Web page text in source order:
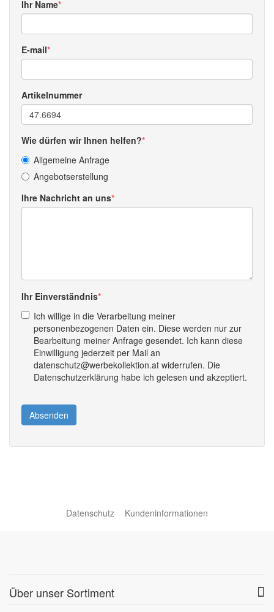
Ihr Name
E-mail
Artikelnummer
Wie dürfen wir Ihnen helfen?
Allgemeine Anfrage
Angebotserstellung
Ihre Nachricht an uns
Ihr Einverständnis
Ich willige in die Verarbeitung meiner
personenbezogenen Daten ein. Diese werden nur zur
Bearbeitung meiner Anfrage gesendet. Ich kann diese
Einwilligung jederzeit per Mail an
datenschutz@werbekollektion.at widerrufen. Die
Datenschutzerklärung habe ich gelesen und akzeptiert.
Absenden
Datenschutz Kundeninformationen
Über unser Sortiment